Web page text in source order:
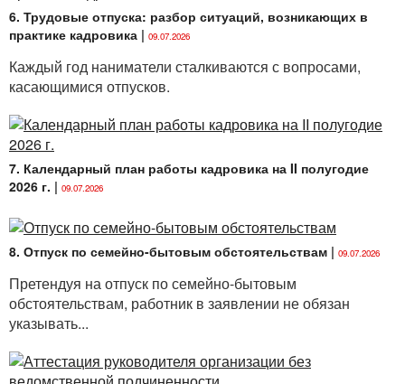
6. Трудовые отпуска: разбор ситуаций, возникающих в
практике кадровика | 09.07.2026
Каждый год наниматели сталкиваются с вопросами,
касающимися отпусков.
7. Календарный план работы кадровика на II полугодие
2026 г. | 09.07.2026
8. Отпуск по семейно-бытовым обстоятельствам | 09.07.2026
Претендуя на отпуск по семейно-бытовым
обстоятельствам, работник в заявлении не обязан
указывать...